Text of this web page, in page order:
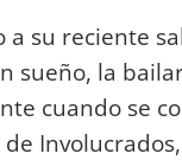
a su reciente
sueño, la
cuando se